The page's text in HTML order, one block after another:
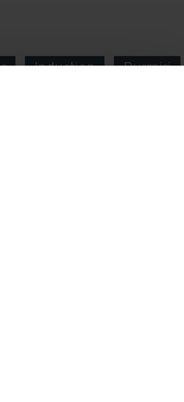
Durmiri
Induction